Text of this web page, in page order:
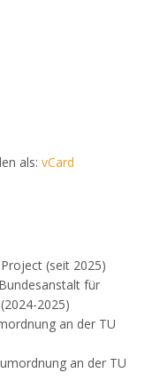
als: vCard
(seit 2025)
für
2025)
an der TU
an der TU